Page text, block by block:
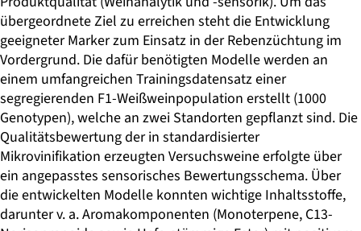
übergeordnete Ziel zu erreichen steht die Entwicklung
geeigneter Marker zum Einsatz in der Rebenzüchtung im
Vordergrund. Die dafür benötigten Modelle werden an
einem umfangreichen Trainingsdatensatz einer
segregierenden F1-Weißweinpopulation erstellt (1000
Genotypen), welche an zwei Standorten gepflanzt sind. Die
Qualitätsbewertung der in standardisierter
Mikrovinifikation erzeugten Versuchsweine erfolgte über
ein angepasstes sensorisches Bewertungsschema. Über
die entwickelten Modelle konnten wichtige Inhaltsstoffe,
darunter v. a. Aromakomponenten (Monoterpene, C13-